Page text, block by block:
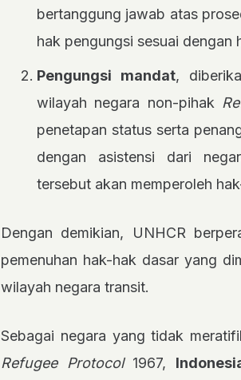
bertanggung jawab atas
hak pengungsi sesuai dengan
Pengungsi mandat,
wilayah negara non-pihak
penetapan status serta
dengan asistensi dari
tersebut akan memperoleh
Dengan demikian, UNHCR
pemenuhan hak-hak dasar yang
wilayah negara transit.
Sebagai negara yang tidak
Refugee Protocol 1967,